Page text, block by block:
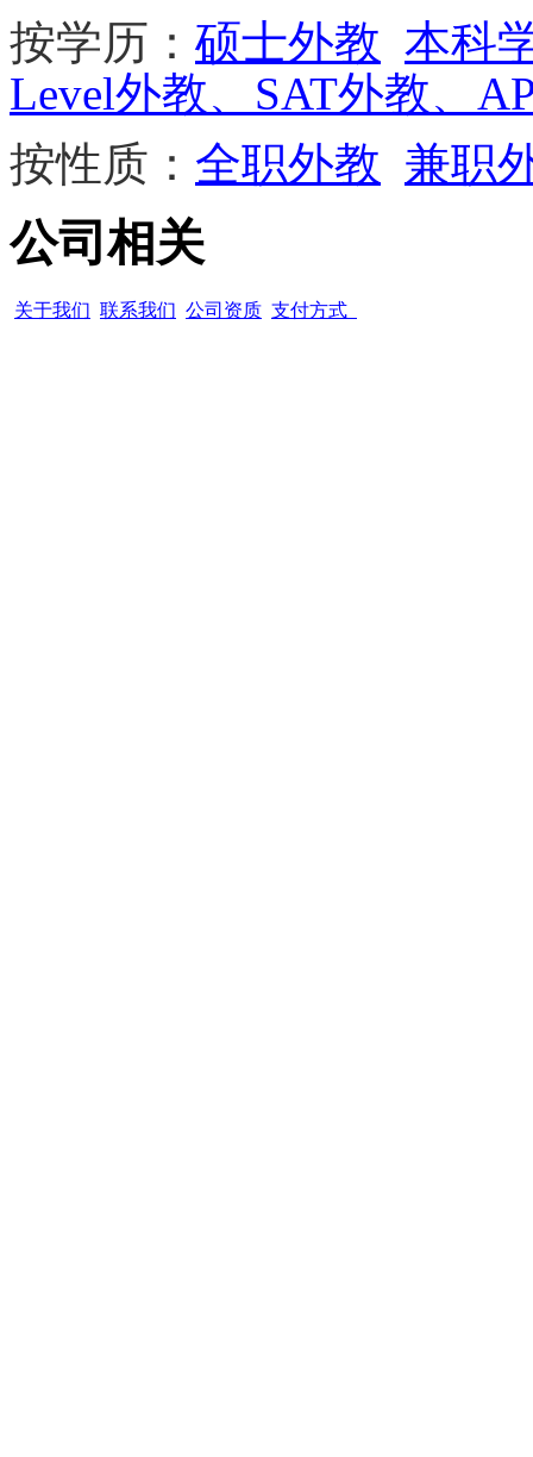
按学历： 硕士外教 本科
Level外教、SAT外教、
按性质： 全职外教 兼职
公司相关
关于我们 联系我们 公司资质 支付方式